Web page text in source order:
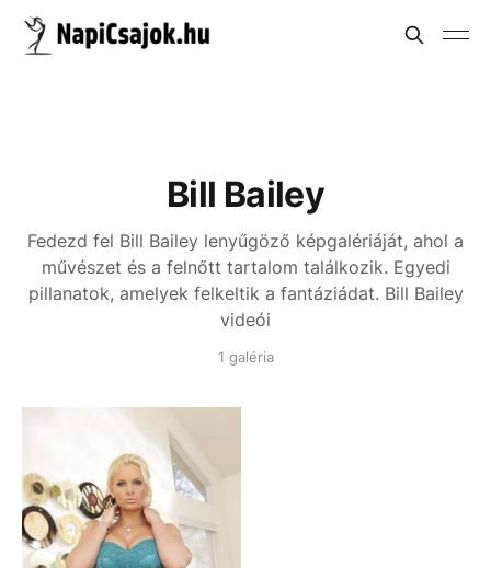
Bill Bailey
Fedezd fel Bill Bailey lenyűgöző képgalériáját, ahol a
művészet és a felnőtt tartalom találkozik. Egyedi
pillanatok, amelyek felkeltik a fantáziádat. Bill Bailey
videói
1 galéria